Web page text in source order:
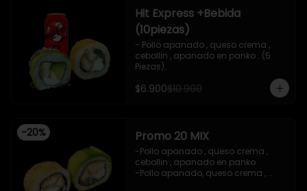
Hit Express +Bebida
(10piezas)
- Pollo apanado , queso crema ,
cebollin , apanado en panko . (5
Piezas)
palta ,envuelto en palta , salsa
-Imagen referencial .
$6.900$10.900
-20% Promo 20 MIX
-Pollo apanado , queso crema ,
cebollin , apanado en panko
-Pollo apanado, queso crema ,